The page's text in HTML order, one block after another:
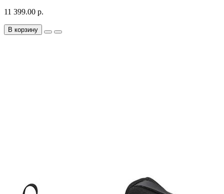
11 399.00 р.
В корзину